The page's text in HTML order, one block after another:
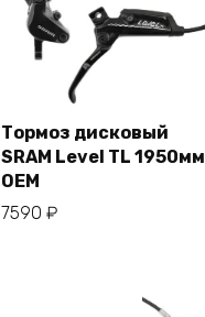
Тормоз дисковый
SRAM Level TL 1950мм
OEM
7590₽